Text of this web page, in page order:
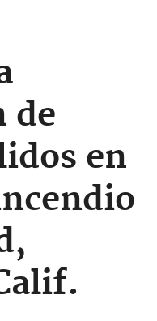
de
en